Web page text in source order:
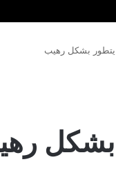
يتطور بشكل رهيب
بشكل